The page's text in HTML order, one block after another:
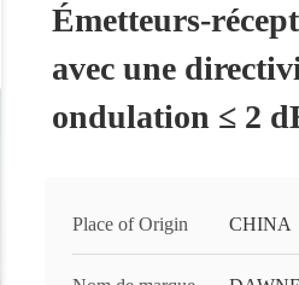
Émetteurs-
avec une
ondulation ≤ 2
Place of Origin CHINA